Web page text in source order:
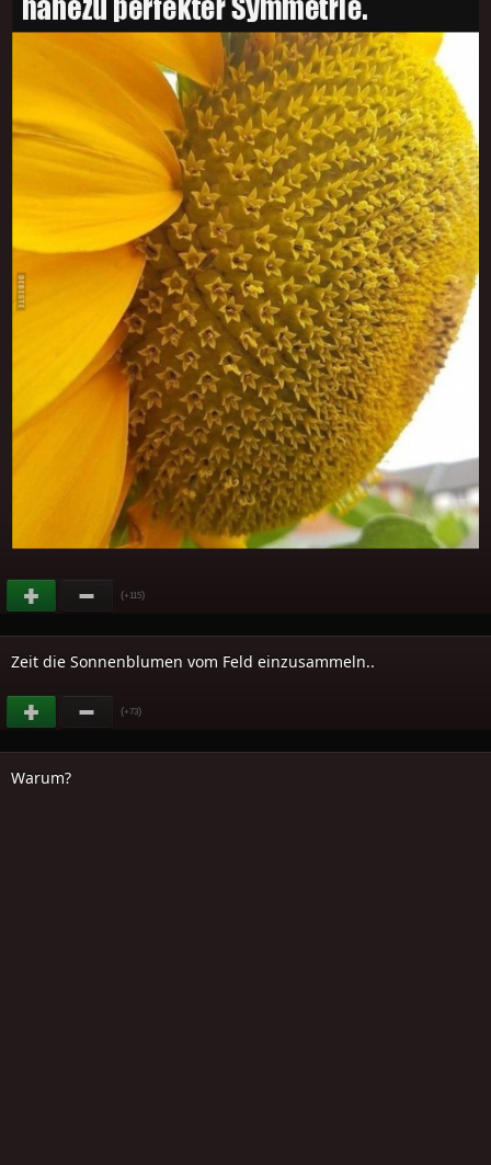
(+115)
Zeit die Sonnenblumen vom Feld einzusammeln..
(+73)
Warum?